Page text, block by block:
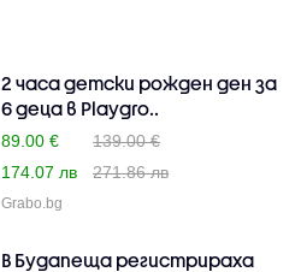
2 часа детски рожден ден за
6 деца в Playgro..
89.00 €
139.00 €
174.07 лв
271.86 лв
Grabo.bg
В Будапеща регистрираха